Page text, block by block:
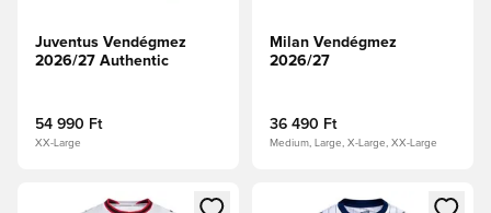
Juventus Vendégmez
2026/27 Authentic
54 990 Ft
XX-Large
Milan Vendégmez
2026/27
36 490 Ft
Medium, Large, X-Large, XX-Large
Megnyit egy modált a bejelentkezéshez vagy a tagként
Megnyit egy modált a